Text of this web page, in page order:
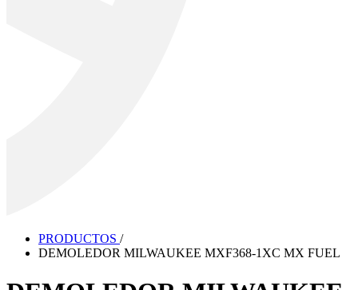
PRODUCTOS /
DEMOLEDOR MILWAUKEE MXF368-1XC MX FUEL